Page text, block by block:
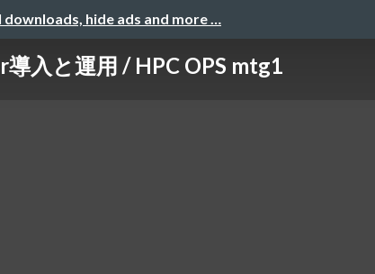
hide ads and more …
入と運用 / HPC OPS mtg1